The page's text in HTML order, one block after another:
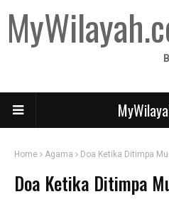
Home Agama Doa Ketika Ditimpa
Doa Ketika Ditimpa